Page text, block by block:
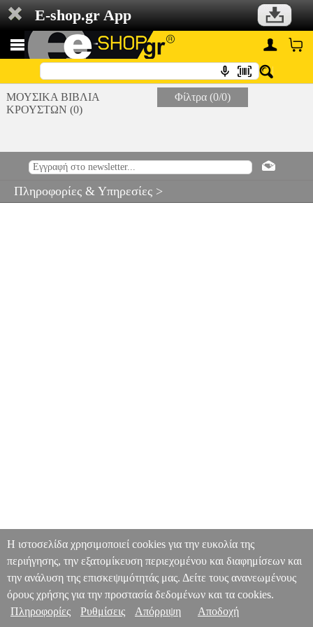
E-shop.gr App
ΜΟΥΣΙΚΑ ΒΙΒΛΙΑ
ΚΡΟΥΣΤΩΝ (0)
Φίλτρα (0/0)
Πληροφορίες & Υπηρεσίες >
Η ιστοσελίδα χρησιμοποιεί cookies για την ευκολία της
περιήγησης, την εξατομίκευση περιεχομένου και διαφημίσεων και
την ανάλυση της επισκεψιμότητάς μας. Δείτε τους ανανεωμένους
όρους χρήσης για την προστασία δεδομένων και τα cookies.
Πληροφορίες
Ρυθμίσεις Απόρριψη Αποδοχή